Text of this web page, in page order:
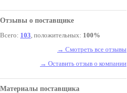
Отзывы о поставщике
Всего: 103, положительных: 100%
→ Смотреть все отзывы
→ Оставить отзыв о компании
Материалы поставщика